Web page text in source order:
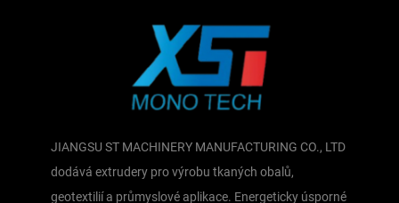
JIANGSU ST MACHINERY MANUFACTURING CO., LTD
dodává extrudery pro výrobu tkaných obalů,
geotextilií a průmyslové aplikace. Energeticky úsporné